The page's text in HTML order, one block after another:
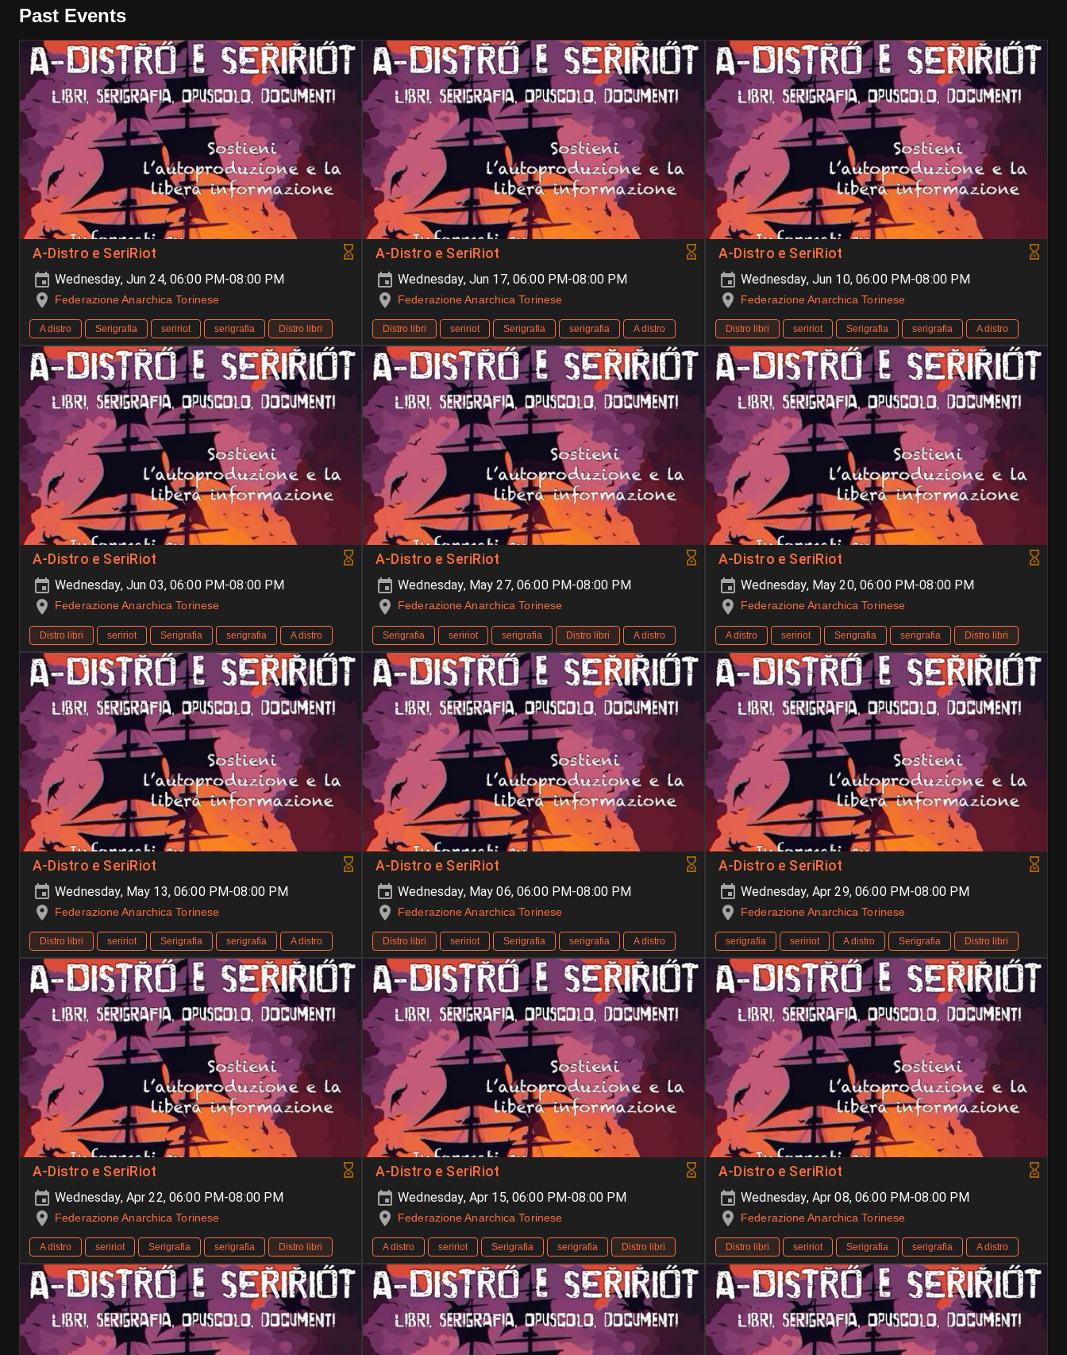
Past Events
A-Distro e SeriRiot
Wednesday, Jun 24, 06:00 PM-08:00 PM
Federazione Anarchica Torinese
A distro Serigrafia seririot serigrafia Distro libri
A-Distro e SeriRiot
Wednesday, Jun 17, 06:00 PM-08:00 PM
Federazione Anarchica Torinese
Distro libri seririot Serigrafia serigrafia A distro
A-Distro e SeriRiot
Wednesday, Jun 10, 06:00 PM-08:00 PM
Federazione Anarchica Torinese
Distro libri seririot Serigrafia serigrafia A distro
A-Distro e SeriRiot
Wednesday, Jun 03, 06:00 PM-08:00 PM
Federazione Anarchica Torinese
Distro libri seririot Serigrafia serigrafia A distro
A-Distro e SeriRiot
Wednesday, May 27, 06:00 PM-08:00 PM
Federazione Anarchica Torinese
Serigrafia seririot serigrafia Distro libri A distro
A-Distro e SeriRiot
Wednesday, May 20, 06:00 PM-08:00 PM
Federazione Anarchica Torinese
A distro seririot Serigrafia serigrafia Distro libri
A-Distro e SeriRiot
Wednesday, May 13, 06:00 PM-08:00 PM
Federazione Anarchica Torinese
Distro libri seririot Serigrafia serigrafia A distro
A-Distro e SeriRiot
Wednesday, May 06, 06:00 PM-08:00 PM
Federazione Anarchica Torinese
Distro libri seririot Serigrafia serigrafia A distro
A-Distro e SeriRiot
Wednesday, Apr 29, 06:00 PM-08:00 PM
Federazione Anarchica Torinese
serigrafia seririot A distro Serigrafia Distro libri
A-Distro e SeriRiot
Wednesday, Apr 22, 06:00 PM-08:00 PM
Federazione Anarchica Torinese
A distro seririot Serigrafia serigrafia Distro libri
A-Distro e SeriRiot
Wednesday, Apr 15, 06:00 PM-08:00 PM
Federazione Anarchica Torinese
A distro seririot Serigrafia serigrafia Distro libri
A-Distro e SeriRiot
Wednesday, Apr 08, 06:00 PM-08:00 PM
Federazione Anarchica Torinese
Distro libri seririot Serigrafia serigrafia A distro